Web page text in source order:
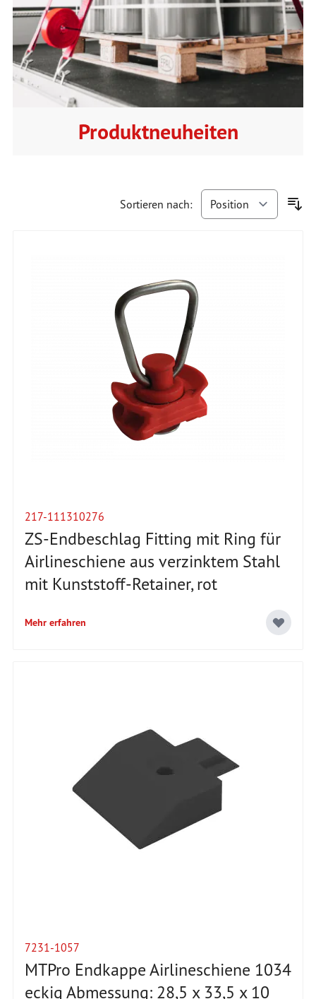
Produktneuheiten
Sortieren nach:
217-111310276
ZS-Endbeschlag Fitting mit Ring für
Airlineschiene aus verzinktem Stahl
mit Kunststoff-Retainer, rot
Mehr erfahren
7231-1057
MTPro Endkappe Airlineschiene 1034
eckig Abmessung: 28,5 x 33,5 x 10